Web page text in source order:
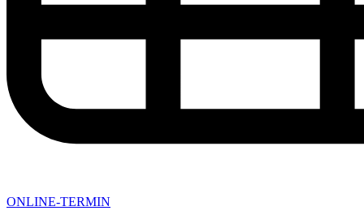
ONLINE-TERMIN